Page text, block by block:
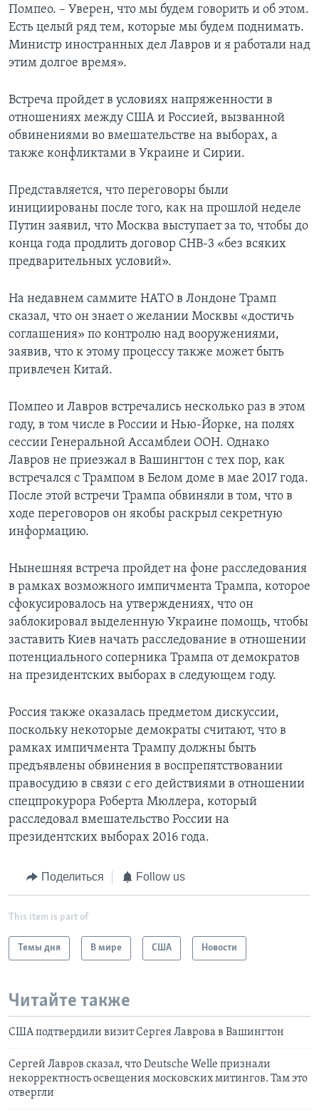
Помпео. – Уверен, что мы будем говорить и об этом.
Есть целый ряд тем, которые мы будем поднимать.
Министр иностранных дел Лавров и я работали над
этим долгое время».
Встреча пройдет в условиях напряженности в
отношениях между США и Россией, вызванной
обвинениями во вмешательстве на выборах, а
также конфликтами в Украине и Сирии.
Представляется, что переговоры были
инициированы после того, как на прошлой неделе
Путин заявил, что Москва выступает за то, чтобы до
конца года продлить договор СНВ-3 «без всяких
предварительных условий».
На недавнем саммите НАТО в Лондоне Трамп
сказал, что он знает о желании Москвы «достичь
соглашения» по контролю над вооружениями,
заявив, что к этому процессу также может быть
привлечен Китай.
Помпео и Лавров встречались несколько раз в этом
году, в том числе в России и Нью-Йорке, на полях
сессии Генеральной Ассамблеи ООН. Однако
Лавров не приезжал в Вашингтон с тех пор, как
встречался с Трампом в Белом доме в мае 2017 года.
После этой встречи Трампа обвиняли в том, что в
ходе переговоров он якобы раскрыл секретную
информацию.
Нынешняя встреча пройдет на фоне расследования
в рамках возможного импичмента Трампа, которое
сфокусировалось на утверждениях, что он
заблокировал выделенную Украине помощь, чтобы
заставить Киев начать расследование в отношении
потенциального соперника Трампа от демократов
на президентских выборах в следующем году.
Россия также оказалась предметом дискуссии,
поскольку некоторые демократы считают, что в
рамках импичмента Трампу должны быть
предъявлены обвинения в воспрепятствовании
правосудию в связи с его действиями в отношении
спецпрокурора Роберта Мюллера, который
расследовал вмешательство России на
президентских выборах 2016 года.
Поделиться Follow us
This item is part of
Темы дня В мире США Новости
Читайте также
США подтвердили визит Сергея Лаврова в Вашингтон
Сергей Лавров сказал, что Deutsche Welle признали
некорректность освещения московских митингов. Там это
отвергли